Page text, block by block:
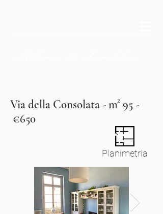
Via della Consolata - m² 95 -
€650
Planimetria